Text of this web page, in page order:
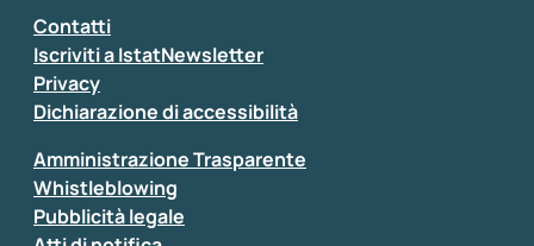
Inserisci il tuo commento
Contatti
Iscriviti a IstatNewsletter
Privacy
Dichiarazione di accessibilità
Amministrazione Trasparente
Whistleblowing
Pubblicità legale